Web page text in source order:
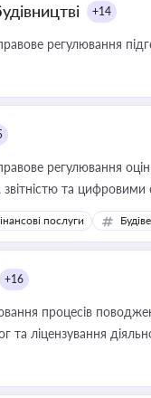
+14
регулювання
регулювання
та
для власника
майна,
послуги
+16
процесів
та ліцензування